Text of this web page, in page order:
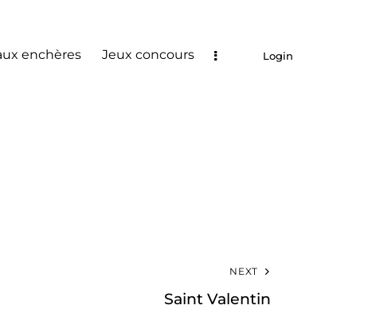
enchères Jeux concours Login
NEXT
Saint Valentin